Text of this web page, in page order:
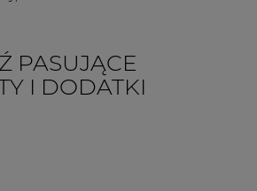
PASUJĄCE
I DODATKI